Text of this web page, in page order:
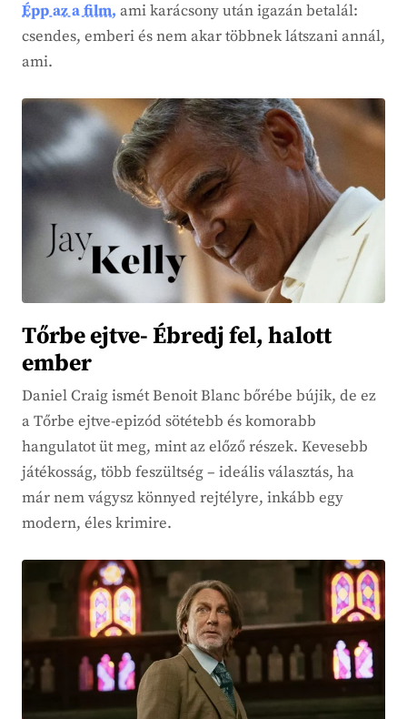
Épp az a film, ami karácsony után igazán betalál:
csendes, emberi és nem akar többnek látszani annál,
ami.
Tőrbe ejtve- Ébredj fel, halott
ember
Daniel Craig ismét Benoit Blanc bőrébe bújik, de ez
a Tőrbe ejtve-epizód sötétebb és komorabb
hangulatot üt meg, mint az előző részek. Kevesebb
játékosság, több feszültség – ideális választás, ha
már nem vágysz könnyed rejtélyre, inkább egy
modern, éles krimire.